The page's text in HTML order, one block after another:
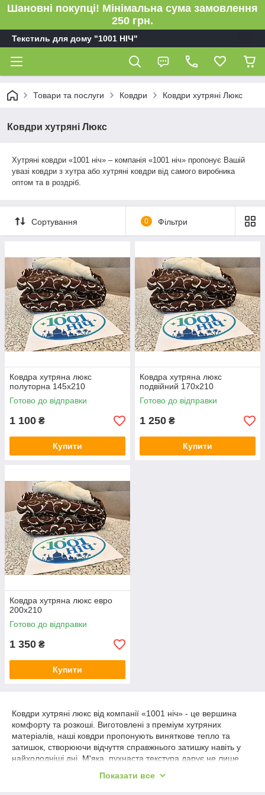
Шановні покупці! Мінімальна сума замовлення
250 грн.
Текстиль для дому "1001 НІЧ"
Товари та послуги Ковдри Ковдри хутряні Люкс
Ковдри хутряні Люкс
Хутряні ковдри «1001 ніч» – компанія «1001 ніч» пропонує Вашій
увазі ковдри з хутра або хутряні ковдри від самого виробника
оптом та в роздріб.
Сортування 0 Фільтри
Ковдра хутряна люкс
полуторна 145х210
Готово до відправки
1 100 ₴
Купити
Ковдра хутряна люкс
подвійний 170х210
Готово до відправки
1 250 ₴
Купити
Ковдра хутряна люкс евро
200х210
Готово до відправки
1 350 ₴
Купити
Ковдри хутряні люкс від компанії «1001 ніч» - це вершина
комфорту та розкоші. Виготовлені з преміум хутряних
матеріалів, наші ковдри пропонують виняткове тепло та
затишок, створюючи відчуття справжнього затишку навіть у
найхолодніші дні. М'яка, пухнаста текстура дарує не лише
Показати все